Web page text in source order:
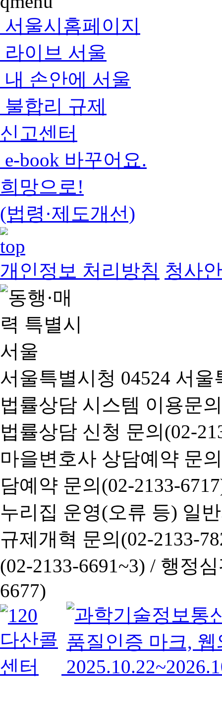
서울시홈페이지
라이브 서울
내 손안에 서울
불합리 규제
신고센터
e-book 바꾸어요.
희망으로!
(법령·제도개선)
개인정보 처리방침 청사
서울특별시청 04524 서
법률상담 시스템 이용문
법률상담 신청 문의(02-
마을변호사 상담예약 문
담예약 문의(02-2133-
누리집 운영(오류 등) 일
규제개혁 문의(02-2133-
(02-2133-6691~3) / 행정심
6677)